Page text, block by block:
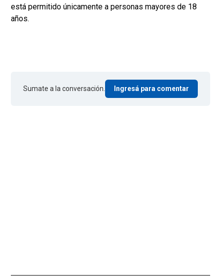
está permitido únicamente a personas mayores de 18
años.
Sumate a la conversación. Ingresá para comentar